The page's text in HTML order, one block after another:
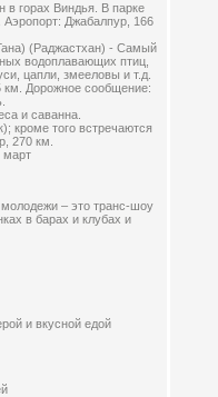
горах Виндья. В парке
Джабалпур, 166
(Раджастхан) - Самый
водоплавающих птиц,
цапли, змееловы и т.д.
км. Дорожное сообщение:
и саванна.
кроме того встречаются
270 км.
март
– это транс-шоу
в барах и клубах и
и вкусной едой